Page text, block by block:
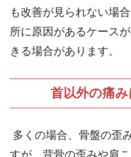
も改善が見られない場合
所に原因があるケース
きる場合があります。
首以外の痛
多くの場合、骨盤の歪